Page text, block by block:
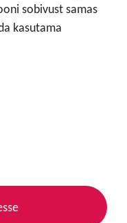
sobivust samas
kasutama